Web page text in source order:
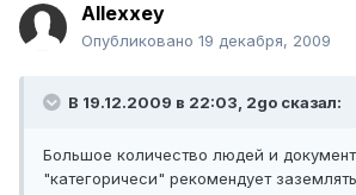
Allexxey
Опубликовано 19 декабря, 2009
В 19.12.2009 в 22:03, 2go сказал:
Большое количество людей и
"категоричеси" рекомендует